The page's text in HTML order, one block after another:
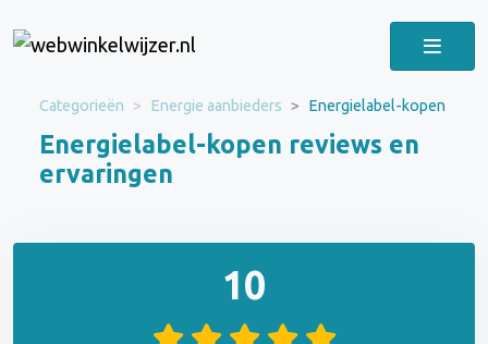
Categorieën Energie aanbieders Energielabel-kopen
Energielabel-kopen reviews en
ervaringen
10